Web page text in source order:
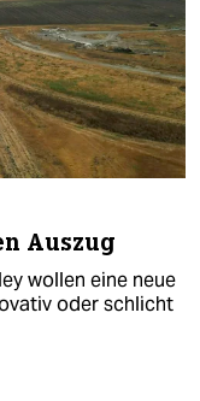
Auszug
wollen eine neue
oder schlicht